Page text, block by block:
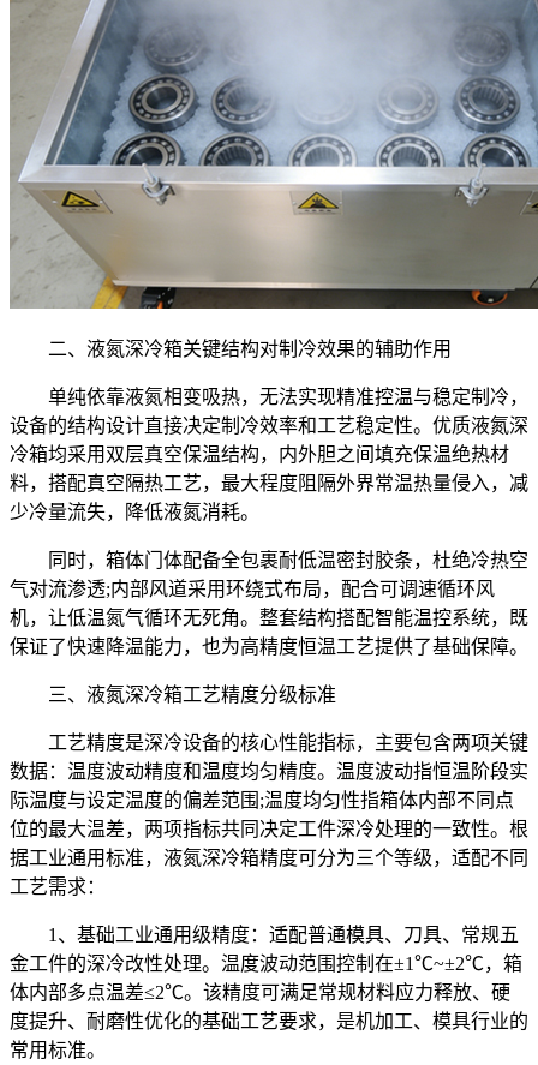
二、液氮深冷箱关键结构对制冷效果的辅助作用
单纯依靠液氮相变吸热，无法实现精准控温与稳定制冷，
设备的结构设计直接决定制冷效率和工艺稳定性。优质液氮深
冷箱均采用双层真空保温结构，内外胆之间填充保温绝热材
料，搭配真空隔热工艺，最大程度阻隔外界常温热量侵入，减
少冷量流失，降低液氮消耗。
同时，箱体门体配备全包裹耐低温密封胶条，杜绝冷热空
气对流渗透;内部风道采用环绕式布局，配合可调速循环风
机，让低温氮气循环无死角。整套结构搭配智能温控系统，既
保证了快速降温能力，也为高精度恒温工艺提供了基础保障。
三、液氮深冷箱工艺精度分级标准
工艺精度是深冷设备的核心性能指标，主要包含两项关键
数据：温度波动精度和温度均匀精度。温度波动指恒温阶段实
际温度与设定温度的偏差范围;温度均匀性指箱体内部不同点
位的最大温差，两项指标共同决定工件深冷处理的一致性。根
据工业通用标准，液氮深冷箱精度可分为三个等级，适配不同
工艺需求：
1、基础工业通用级精度：适配普通模具、刀具、常规五
金工件的深冷改性处理。温度波动范围控制在±1℃~±2℃，箱
体内部多点温差≤2℃。该精度可满足常规材料应力释放、硬
度提升、耐磨性优化的基础工艺要求，是机加工、模具行业的
常用标准。